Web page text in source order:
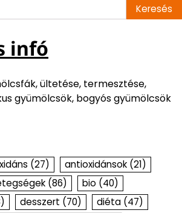
infó
ültetése, termesztése,
gyümölcsök, bogyós gyümölcsök
(27) antioxidánsok (21)
(86) bio (40)
desszert (70) diéta (47)